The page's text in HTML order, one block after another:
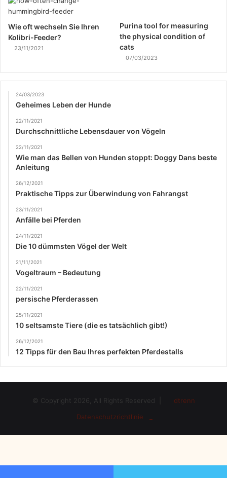
Wie oft wechseln Sie Ihren
Kolibri-Feeder?
23/11/2021
Purina tool for measuring
the physical condition of
cats
07/03/2023
24/03/2023
Geheimes Leben der Hunde
22/11/2021
Durchschnittliche Lebensdauer von Vögeln
22/11/2021
Wie man das Bellen von Hunden stoppt: Doggy Dans beste
Anleitung
26/12/2021
Praktische Tipps zur Überwindung von Fahrangst
23/11/2021
Anfälle bei Pferden
24/11/2021
Die 10 dümmsten Vögel der Welt
21/11/2021
Vogeltraum – Bedeutung
22/11/2021
persische Pferderassen
25/11/2021
10 seltsamste Tiere (die es tatsächlich gibt!)
26/12/2021
12 Tipps für den Bau Ihres perfekten Pferdestalls
© Copyright 2026, All Rights Reserved |
dtrenn
Datenschutzrichtlinie _